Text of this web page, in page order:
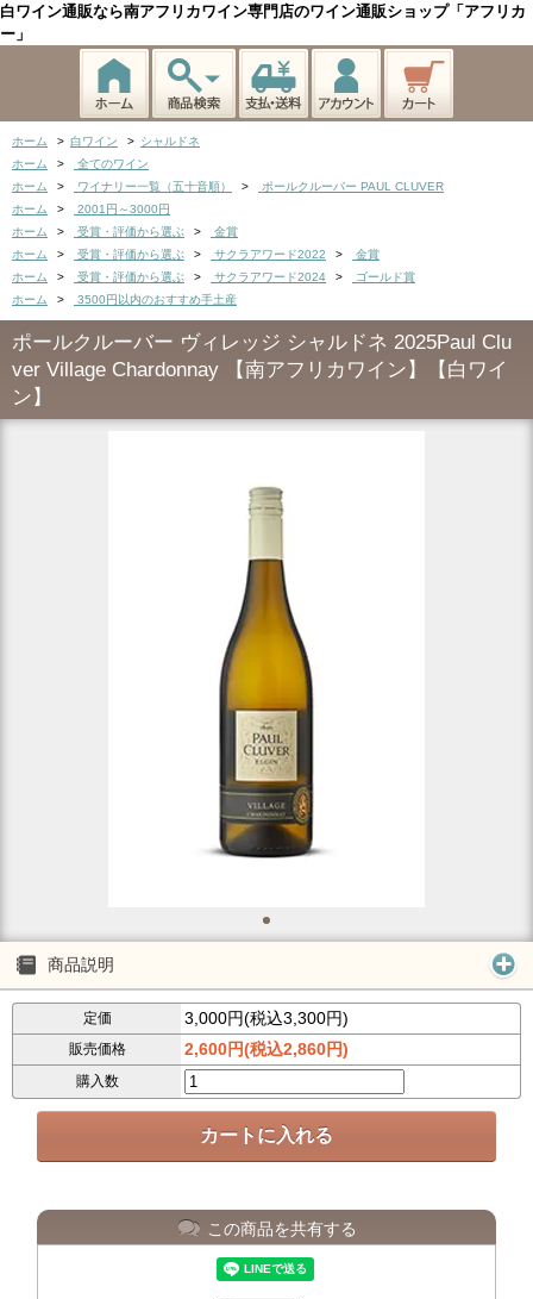
白ワイン通販なら南アフリカワイン専門店のワイン通販ショップ「アフリカ
ー」
ホーム > 白ワイン > シャルドネ
ホーム
>
全てのワイン
ホーム
> ワイナリー一覧（五十音順） >
ポールクルーバー PAUL CLUVER
ホーム
>
2001円～3000円
ホーム
> 受賞・評価から選ぶ >
金賞
ホーム
> 受賞・評価から選ぶ > サクラアワード2022 >
金賞
ホーム
> 受賞・評価から選ぶ > サクラアワード2024 >
ゴールド賞
ホーム
> 3500円以内のおすすめ手土産
ポールクルーバー ヴィレッジ シャルドネ 2025Paul Clu
ver Village Chardonnay 【南アフリカワイン】【白ワイ
ン】
商品説明
定価 3,000円(税込3,300円)
販売価格 2,600円(税込2,860円)
購入数
この商品を共有する